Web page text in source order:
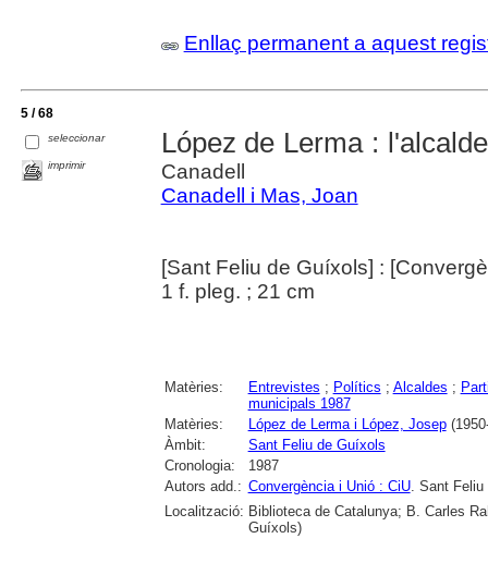
Enllaç permanent a aquest
5 / 68
seleccionar
imprimir
López de Lerma :
Canadell
Canadell i Mas, Joan
[Sant Feliu de Guíxols] :
1 f. pleg. ; 21 cm
Matèries: Entrevistes ; Polítics ; Alcaldes ;
municipals 1987
Matèries:
López de Lerma i López, Josep
Àmbit:
Sant Feliu de Guíxols
Cronologia:
1987
Autors add.: Convergència i Unió : CiU. Sant Feliu
Localització: Biblioteca de Catalunya; B. Carles
Guíxols)